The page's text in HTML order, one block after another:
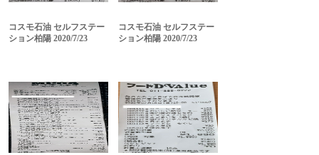
コスモ石油 セルフステー
ション柏陽 2020/7/23
コスモ石油 セルフステー
ション柏陽 2020/7/23